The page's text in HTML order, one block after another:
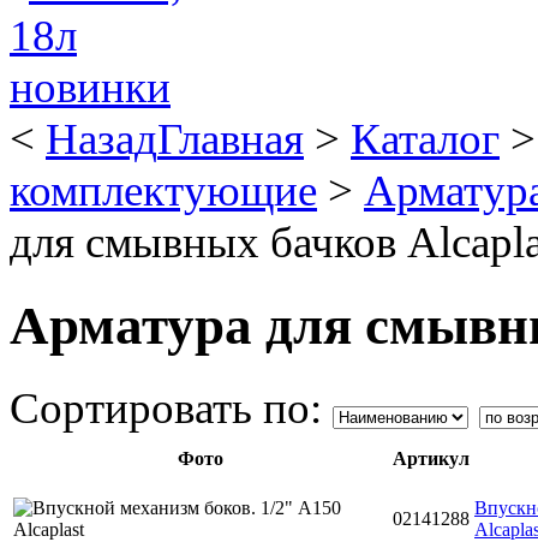
< НазадГлавная > Каталог
комплектующие >
для смывных бачков
Арматура для
Сортировать по:
Фото Артикул
02141288